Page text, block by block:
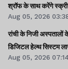
श्रॉफ के साथ करेंगे
Aug 05, 2026
रांची के निजी
डिजिटल हेल्थ सिस्टम
Aug 05, 2026